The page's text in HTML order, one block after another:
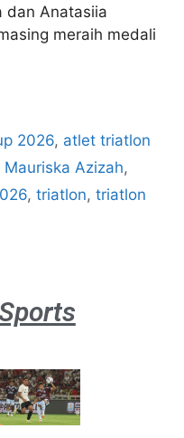
dan Anatasiia
meraih medali
2026, atlet triatlon
Mauriska Azizah,
, triatlon, triatlon